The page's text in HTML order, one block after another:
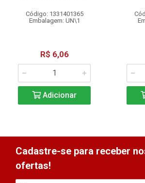
Código: 1331401365
Embalagem: UN\1
R$ 6,06
Adicionar
Cadastre-se para receber
ofertas!